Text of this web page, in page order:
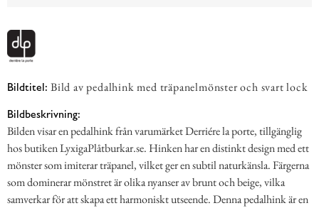
Bildtitel: Bild av pedalhink med träpanelmönster och svart lock
Bildbeskrivning:
Bilden visar en pedalhink från varumärket Derriére la porte, tillgänglig
hos butiken LyxigaPlåtburkar.se. Hinken har en distinkt design med ett
mönster som imiterar träpanel, vilket ger en subtil naturkänsla. Färgerna
som dominerar mönstret är olika nyanser av brunt och beige, vilka
samverkar för att skapa ett harmoniskt utseende. Denna pedalhink är en